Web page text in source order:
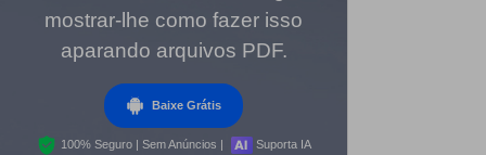
PDF para Word
Juntar PDF
Editar PDF
Comprimir PDF
Organizar PDF
Dicas de assinar PDF
Editar PDF como o Word
Dicas de negócios
Conhecimento de PDF
mostrar-lhe como fazer isso
aparando arquivos PDF.
Baixe Grátis
100% Seguro | Sem Anúncios | Suporta IA